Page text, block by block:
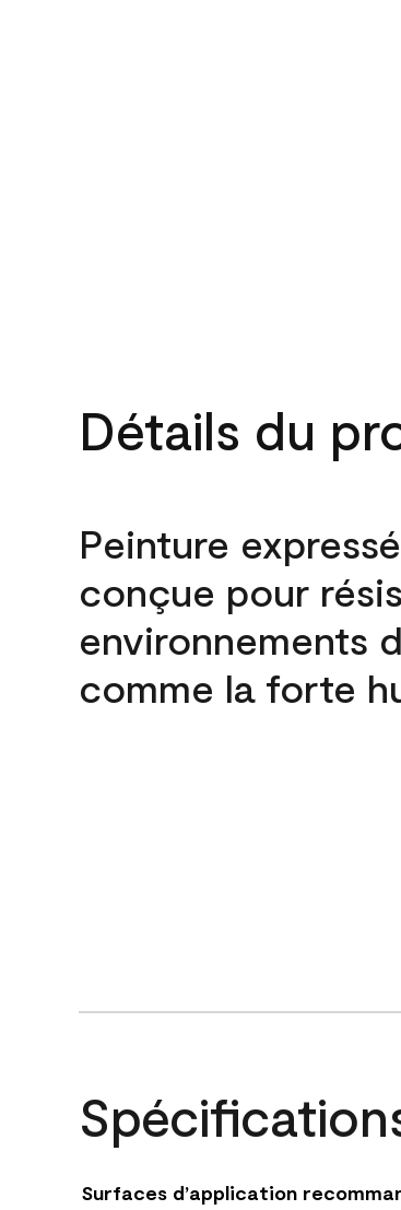
Détails du
Peinture
conçue pour
environnements
comme la forte
Surfaces d’application